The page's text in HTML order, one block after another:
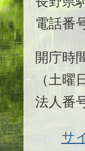
電話番
開庁時
（土
法人番
サ